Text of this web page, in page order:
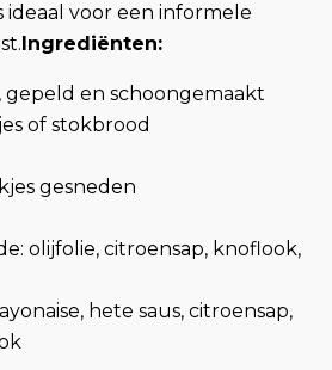
ideaal voor een informele
Ingrediënten:
gepeld en schoongemaakt
of stokbrood
gesneden
olijfolie, citroensap, knoflook,
hete saus, citroensap,